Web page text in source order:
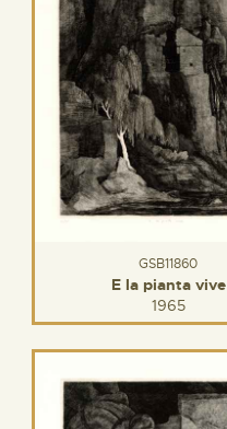
GSB11860
E la pianta vive
1965